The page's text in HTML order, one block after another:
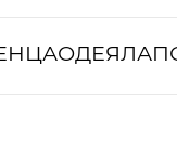
ОДЕЯЛА